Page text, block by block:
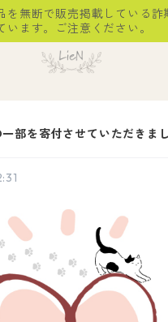
を無断で販売掲載している詐
います。ご注意ください。
部を寄付させていただきま